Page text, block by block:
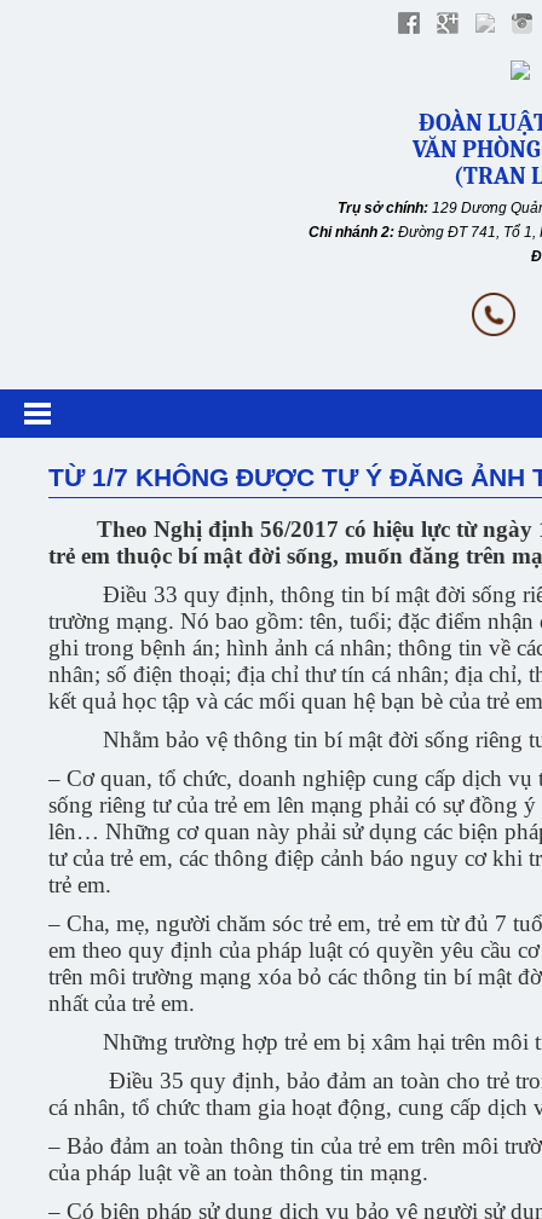
ĐOÀN
VĂN
(TRAN
Trụ sở chính: 129 Dương
Chi nhánh 2: Đường ĐT 741, Tổ 1,
TỪ 1/7 KHÔNG ĐƯỢC TỰ Ý ĐĂNG ẢNH
Theo Nghị định 56/2017 có hiệu lực từ ngày
trẻ em thuộc bí mật đời sống, muốn đăng trên
Điều 33 quy định, thông tin bí mật đời sống
trường mạng. Nó bao gồm: tên, tuổi; đặc điểm
ghi trong bệnh án; hình ảnh cá nhân; thông tin về
nhân; số điện thoại; địa chỉ thư tín cá nhân; địa
kết quả học tập và các mối quan hệ bạn bè của trẻ
Nhằm bảo vệ thông tin bí mật đời sống riêng
– Cơ quan, tổ chức, doanh nghiệp cung cấp dịch
sống riêng tư của trẻ em lên mạng phải có sự đồng
lên… Những cơ quan này phải sử dụng các biện
tư của trẻ em, các thông điệp cảnh báo nguy cơ khi
trẻ em.
– Cha, mẹ, người chăm sóc trẻ em, trẻ em từ đủ 7
em theo quy định của pháp luật có quyền yêu cầu
trên môi trường mạng xóa bỏ các thông tin bí mật
nhất của trẻ em.
Những trường hợp trẻ em bị xâm hại trên môi
Điều 35 quy định, bảo đảm an toàn cho trẻ
cá nhân, tổ chức tham gia hoạt động, cung cấp
– Bảo đảm an toàn thông tin của trẻ em trên môi
của pháp luật về an toàn thông tin mạng.
– Có biện pháp sử dụng dịch vụ bảo vệ người sử